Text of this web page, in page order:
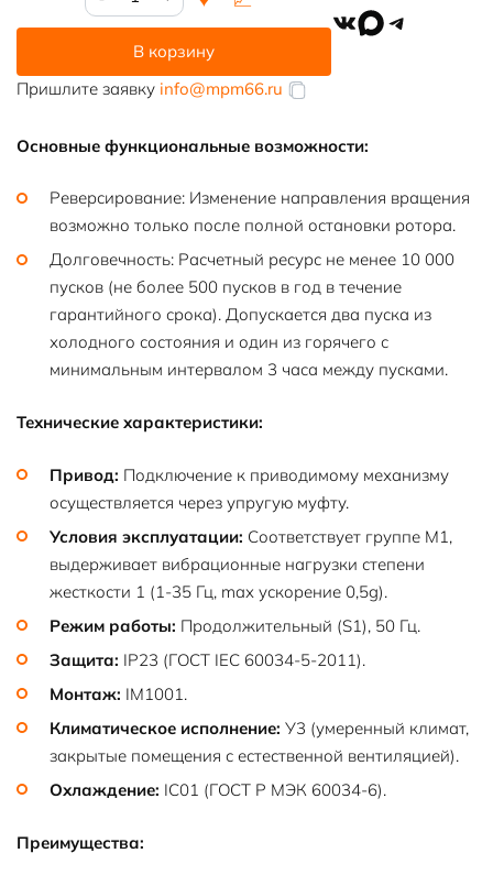
товара
400Х-4У3В корзину
VKMAXTelegram
Пришлите заявку info@mpm66.ru
Основные функциональные возможности:
Реверсирование: Изменение направления вращения
возможно только после полной остановки ротора.
Долговечность: Расчетный ресурс не менее 10 000
пусков (не более 500 пусков в год в течение
гарантийного срока). Допускается два пуска из
холодного состояния и один из горячего с
минимальным интервалом 3 часа между пусками.
Технические характеристики:
Привод: Подключение к приводимому механизму
осуществляется через упругую муфту.
Условия эксплуатации: Соответствует группе М1,
выдерживает вибрационные нагрузки степени
жесткости 1 (1-35 Гц, max ускорение 0,5g).
Режим работы: Продолжительный (S1), 50 Гц.
Защита: IP23 (ГОСТ IEC 60034-5-2011).
Монтаж: IM1001.
Климатическое исполнение: У3 (умеренный климат,
закрытые помещения с естественной вентиляцией).
Охлаждение: IC01 (ГОСТ Р МЭК 60034-6).
Преимущества: